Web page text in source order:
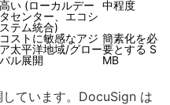
高い (ローカルデー
タセンター、エコシ
ステム統合)
中程度
コストに敏感なアジ
ア太平洋地域/グロー
バル展開
簡素化を必
要とする S
MB
ています。DocuSign は